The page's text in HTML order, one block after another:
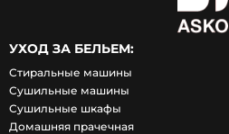
УХОД ЗА БЕЛЬЕМ:
Стиральные машины
Сушильные машины
Сушильные шкафы
Домашняя прачечная